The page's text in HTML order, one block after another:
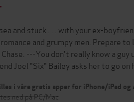
and stuck . . . with your ex-
and grumpy men. Prepare
Chase. ---You don't really know a
Joel "Six" Bailey asks her to go on
i våre gratis apper for iPhone/iPad og
ned på PC/Mac